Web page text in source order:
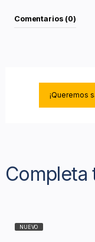
Comentarios (0)
¡Queremos
Completa
NUEVO